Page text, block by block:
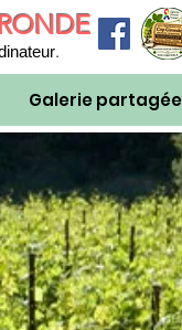
.
Galerie partagée